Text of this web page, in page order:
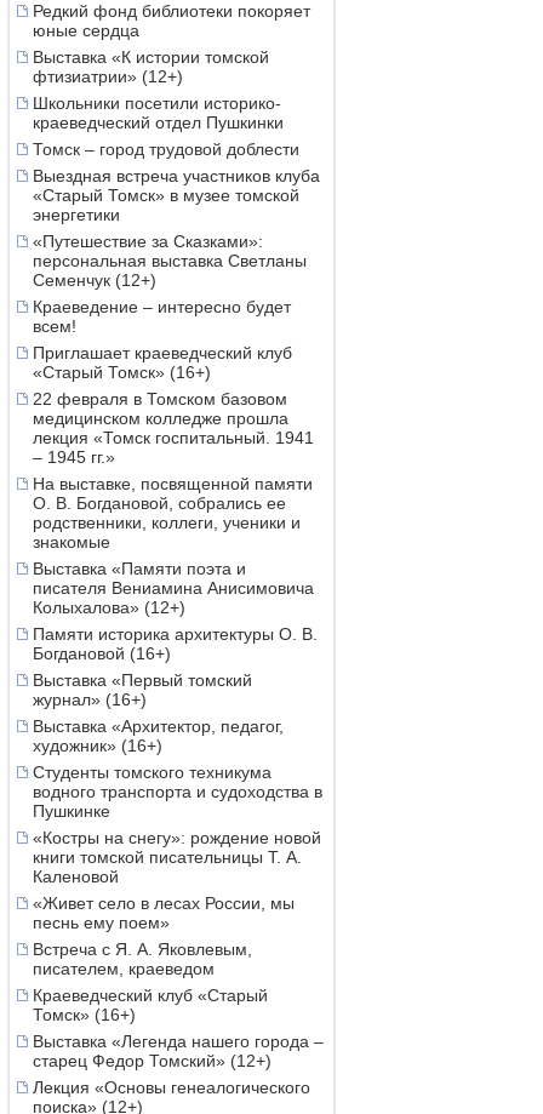
Редкий фонд библиотеки покоряет
юные сердца
Выставка «К истории томской
фтизиатрии» (12+)
Школьники посетили историко-
краеведческий отдел Пушкинки
Томск – город трудовой доблести
Выездная встреча участников клуба
«Старый Томск» в музее томской
энергетики
«Путешествие за Сказками»:
персональная выставка Светланы
Семенчук (12+)
Краеведение – интересно будет
всем!
Приглашает краеведческий клуб
«Старый Томск» (16+)
22 февраля в Томском базовом
медицинском колледже прошла
лекция «Томск госпитальный. 1941
– 1945 гг.»
На выставке, посвященной памяти
О. В. Богдановой, собрались ее
родственники, коллеги, ученики и
знакомые
Выставка «Памяти поэта и
писателя Вениамина Анисимовича
Колыхалова» (12+)
Памяти историка архитектуры О. В.
Богдановой (16+)
Выставка «Первый томский
журнал» (16+)
Выставка «Архитектор, педагог,
художник» (16+)
Студенты томского техникума
водного транспорта и судоходства в
Пушкинке
«Костры на снегу»: рождение новой
книги томской писательницы Т. А.
Каленовой
«Живет село в лесах России, мы
песнь ему поем»
Встреча с Я. А. Яковлевым,
писателем, краеведом
Краеведческий клуб «Старый
Томск» (16+)
Выставка «Легенда нашего города –
старец Федор Томский» (12+)
Лекция «Основы генеалогического
поиска» (12+)